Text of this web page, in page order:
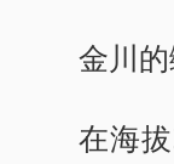
金川
在海